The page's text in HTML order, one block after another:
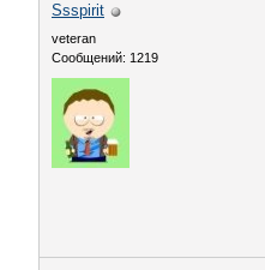
Ssspirit
veteran
Сообщений: 1219